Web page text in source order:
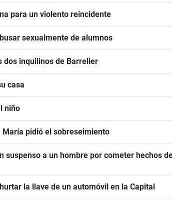
para un violento reincidente
sexualmente de alumnos
dos inquilinos de Barrelier
casa
niño
pidió el sobreseimiento
suspenso a un hombre por cometer hechos
la llave de un automóvil en la Capital